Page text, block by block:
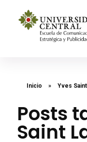
Inicio » Yves
Posts
Saint